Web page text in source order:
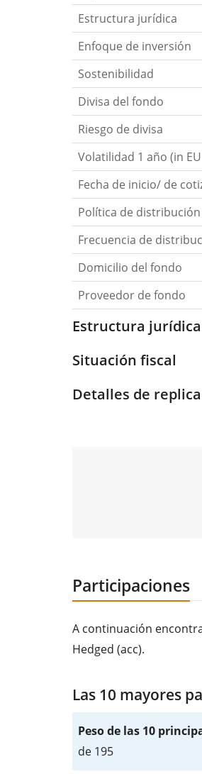
Estructura jurídica
Enfoque de inversión
Sostenibilidad
Divisa del fondo
Riesgo de divisa
Volatilidad 1 año (in
Fecha de inicio/ de
Política de distribución
Frecuencia de
Domicilio del fondo
Proveedor de fondo
Estructura jurídica
Situación fiscal
Detalles de
Participaciones
A continuación
Hedged (acc).
Las 10 mayores
Peso de las 10
de 195